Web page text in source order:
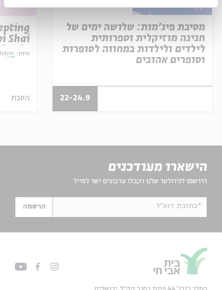
מסיבת פיג'מות: שלושה ימים של
חגיגה מוזיקלית וספרותית
לילדים ולילדות במחווה לסופרות
וסופרים אהובים
22-24.9
Shai
מתוך:
הסכת
הישארו מעודכנים
הירשמו לניוזלטר שלנו וקבלו עדכונים ישר למייל
*כתובת דוא"ל הרשמה